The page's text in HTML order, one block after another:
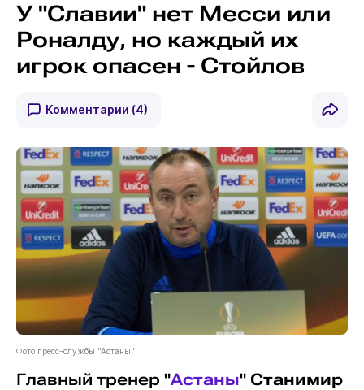
У "Славии" нет Месси или
Роналду, но каждый их
игрок опасен - Стойлов
Комментарии (4)
Фото пресс-службы "Астаны"
Главный тренер "Астаны" Станимир